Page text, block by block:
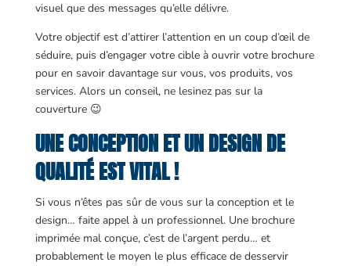
visuel que des messages qu’elle délivre.
Votre objectif est d’attirer l’attention en un coup d’œil de
séduire, puis d’engager votre cible à ouvrir votre brochure
pour en savoir davantage sur vous, vos produits, vos
services. Alors un conseil, ne lesinez pas sur la
couverture 😉
UNE CONCEPTION ET UN DESIGN DE
QUALITÉ EST VITAL !
Si vous n’êtes pas sûr de vous sur la conception et le
design… faite appel à un professionnel. Une brochure
imprimée mal conçue, c’est de l’argent perdu… et
probablement le moyen le plus efficace de desservir